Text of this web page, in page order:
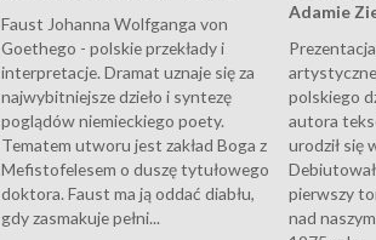
Faust Johanna Wolfganga von
Goethego - polskie przekłady i
interpretacje. Dramat uznaje się za
najwybitniejsze dzieło i syntezę
poglądów niemieckiego poety.
Tematem utworu jest zakład Boga z
Mefistofelesem o duszę tytułowego
doktora. Faust ma ją oddać diabłu,
gdy zasmakuje pełni...
Adamie
polskiego
autora
urodził się
pierwszy
nad